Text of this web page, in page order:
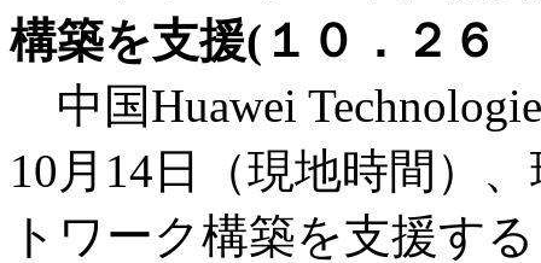
構築を支援(１０．２６
中国Huawei
10月14日（現地時間）
トワーク構築を支援する